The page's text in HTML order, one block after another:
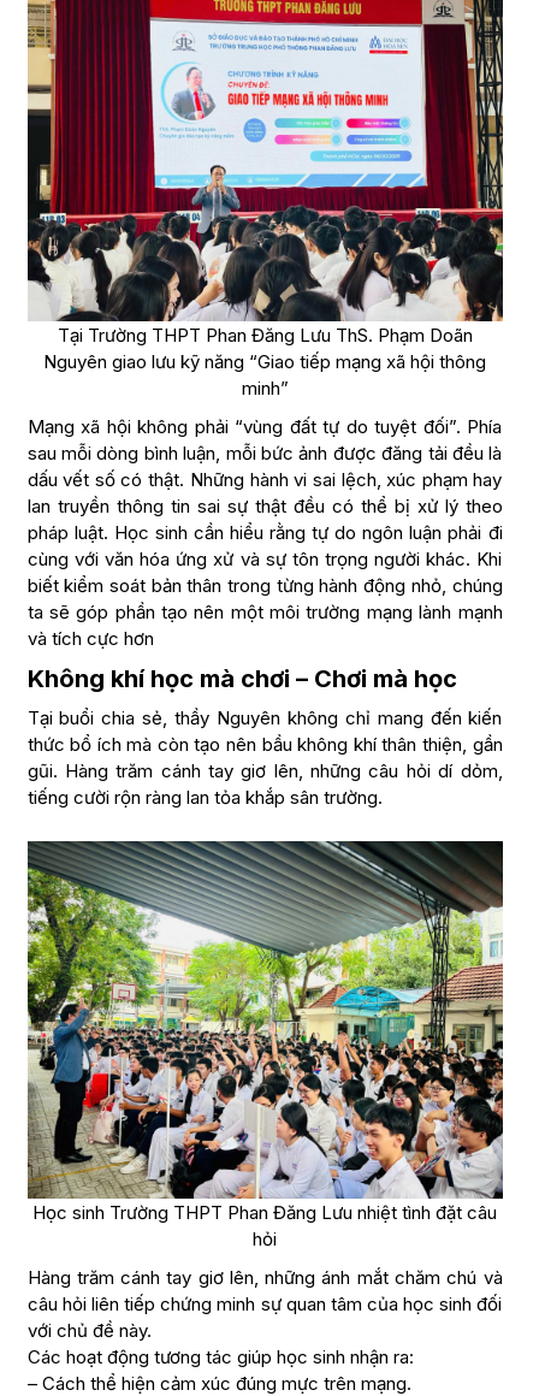
Tại Trường THPT Phan Đăng Lưu ThS. Phạm Doãn
Nguyên giao lưu kỹ năng “Giao tiếp mạng xã hội thông
minh”
Mạng xã hội không phải “vùng đất tự do tuyệt đối”. Phía
sau mỗi dòng bình luận, mỗi bức ảnh được đăng tải đều là
dấu vết số có thật. Những hành vi sai lệch, xúc phạm hay
lan truyền thông tin sai sự thật đều có thể bị xử lý theo
pháp luật. Học sinh cần hiểu rằng tự do ngôn luận phải đi
cùng với văn hóa ứng xử và sự tôn trọng người khác. Khi
biết kiểm soát bản thân trong từng hành động nhỏ, chúng
ta sẽ góp phần tạo nên một môi trường mạng lành mạnh
và tích cực hơn
Không khí học mà chơi – Chơi mà học
Tại buổi chia sẻ, thầy Nguyên không chỉ mang đến kiến
thức bổ ích mà còn tạo nên bầu không khí thân thiện, gần
gũi. Hàng trăm cánh tay giơ lên, những câu hỏi dí dỏm,
tiếng cười rộn ràng lan tỏa khắp sân trường.
Học sinh Trường THPT Phan Đăng Lưu nhiệt tình đặt câu
hỏi
Hàng trăm cánh tay giơ lên, những ánh mắt chăm chú và
câu hỏi liên tiếp chứng minh sự quan tâm của học sinh đối
với chủ đề này.
Các hoạt động tương tác giúp học sinh nhận ra:
– Cách thể hiện cảm xúc đúng mực trên mạng.